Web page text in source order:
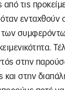
από τις
ενταχθούν
των
στην
και στην